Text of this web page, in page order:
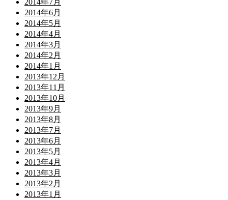
2014年7月
2014年6月
2014年5月
2014年4月
2014年3月
2014年2月
2014年1月
2013年12月
2013年11月
2013年10月
2013年9月
2013年8月
2013年7月
2013年6月
2013年5月
2013年4月
2013年3月
2013年2月
2013年1月